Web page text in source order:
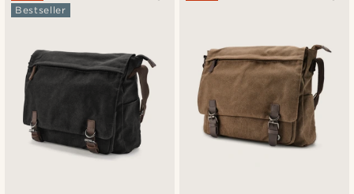
Preț descrescător
Bestseller